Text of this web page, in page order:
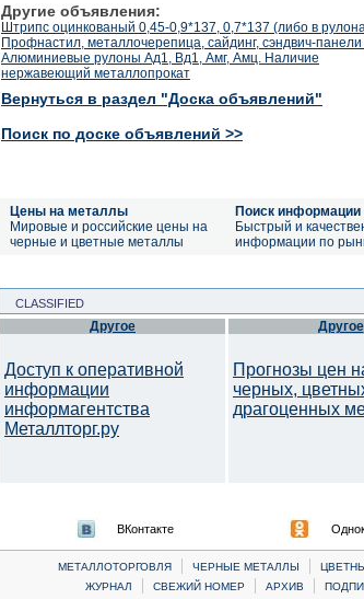
Другие объявления:
Штрипс оцинкованый 0,45-0,9*137, 0,7*137 (либо в
Профнастил, металлочерепица, сайдинг, сэндвич-
Алюминиевые рулоны Ад1, Вд1, Амг, Амц. Наличие
нержавеющий металлопрокат
Вернуться в раздел "Доска объявлений"
Поиск по доске объявлений >>
Цены на металлы
Мировые и российские цены на
черные и цветные металлы
Поиск информации
Быстрый и
информации по
CLASSIFIED
Другое
Доступ к оперативной
информации
информагентства
Металлторг.ру
Другое
Прогнозы цен
черных,
драгоценных
ВКонтакте
МЕТАЛЛОТОРГОВЛЯ | ЧЕРНЫЕ МЕТАЛЛЫ |
ЖУРНАЛ
| СВЕЖИЙ НОМЕР | АРХИВ |